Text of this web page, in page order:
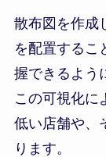
散布図を作成
を配置するこ
握できるよう
この可視化に
低い店舗や、
ります。